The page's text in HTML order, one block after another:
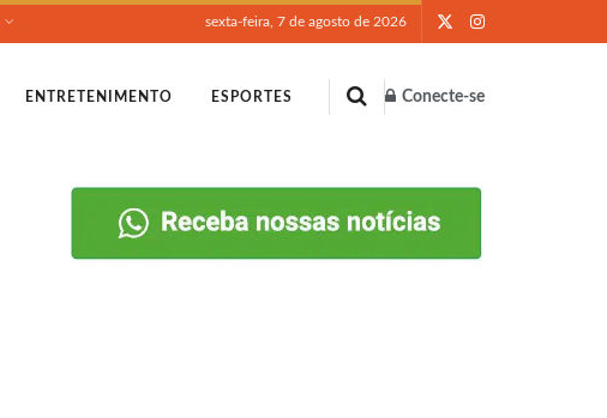
sexta-feira, 7 de agosto de 2026
ENTRETENIMENTO ESPORTES Conecte-se